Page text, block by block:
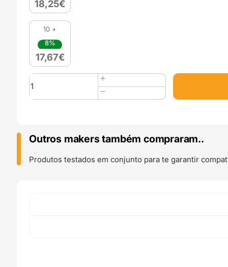
18,25€
10 +
8%
17,67€
Quantidade
de
PLA
1kg
Rainbow
Candy
Outros makers também compraram..
Produtos testados em conjunto para te garantir